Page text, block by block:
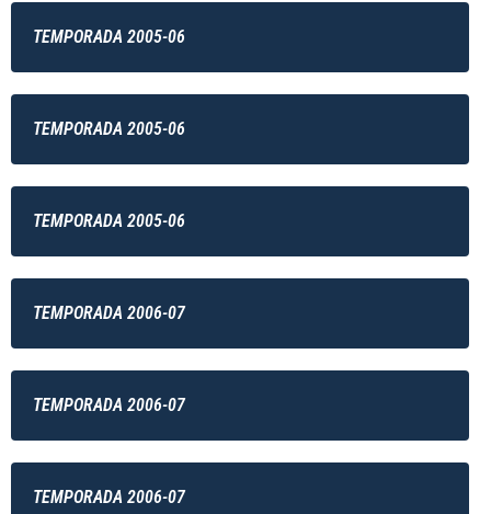
TEMPORADA 2005-06
TEMPORADA 2005-06
TEMPORADA 2005-06
TEMPORADA 2006-07
TEMPORADA 2006-07
TEMPORADA 2006-07